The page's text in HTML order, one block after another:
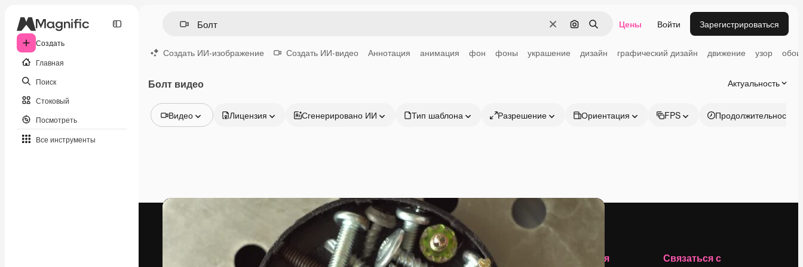
Создать
Главная
Поиск
Стоковый
Посмотреть
Все инструменты
ОчиститьПоиск по изображению
Поиск Цены Войти Зарегистрироваться
Создать ИИ-изображение Создать ИИ-видео Аннотация анимация фон фоны украшение дизайн графический дизайн движение узор обои
Болт видео Актуальность
Видео
Видео
Лицензия Сгенерировано ИИ Тип шаблона Разрешение Ориентация FPS Продолжительность
Продукция Начать Компания
Связаться с